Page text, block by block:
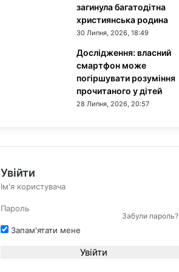
загинула багатодітна
християнська родина
30 Липня, 2026, 18:49
Дослідження: власний
смартфон може
погіршувати розуміння
прочитаного у дітей
28 Липня, 2026, 20:57
Увійти
Забули пароль?
Запам'ятати мене
Увійти